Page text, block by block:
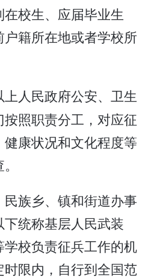
校生、应届毕业生
籍所在地或者学校所
人民政府公安、卫生
照职责分工，对应征
康状况和文化程度等
族乡、镇和街道办事
统称基层人民武装
校负责征兵工作的机
限内，自行到全国范